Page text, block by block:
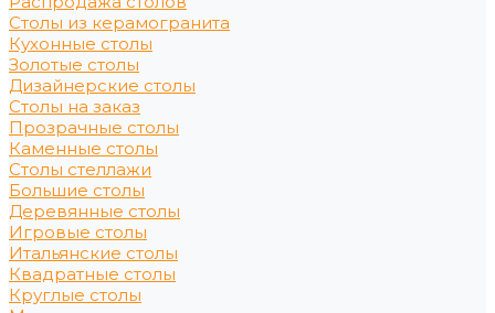
Столы из керамогранита
Кухонные столы
Золотые столы
Дизайнерские столы
Столы на заказ
Прозрачные столы
Каменные столы
Столы стеллажи
Большие столы
Деревянные столы
Игровые столы
Итальянские столы
Квадратные столы
Круглые столы